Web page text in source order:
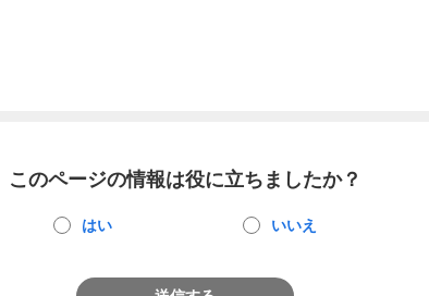
このページの情報は役に立ちましたか？
はい いいえ